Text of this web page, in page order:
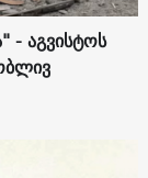
- აგვისტოს